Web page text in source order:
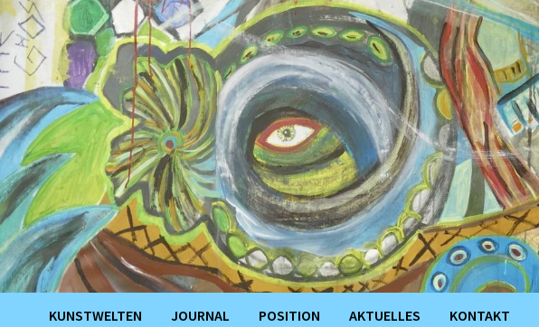
KUNSTWELTEN JOURNAL POSITION AKTUELLES KONTAKT